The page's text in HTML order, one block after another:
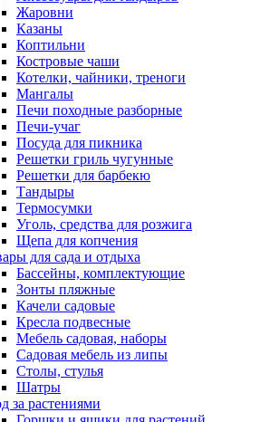
Жаровни
Казаны
Коптильни
Костровые чаши
Котелки, чайники, треноги
Мангалы
Печи походные разборные
Печи-учаг
Посуда для пикника
Решетки гриль чугунные
Решетки для барбекю
Тандыры
Термосумки
Уголь, средства для розжига
Щепа для копчения
для сада и отдыха
Бассейны, комплектующие
Зонты пляжные
Качели садовые
Кресла подвесные
Мебель садовая, наборы
Садовая мебель из липы
Столы, стулья
Шатры
за растениями